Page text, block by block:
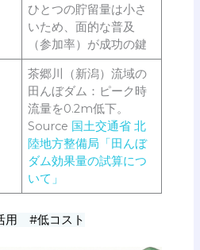
ひとつの貯留量は小さ
いため、面的な普及
（参加率）が成功の鍵
茶郷川（新潟）流域の
田んぼダム：ピーク時
流量を0.2m低下。
Source 国土交通省 北
陸地方整備局「田んぼ
ダム効果量の試算につ
いて」
用 #低コスト